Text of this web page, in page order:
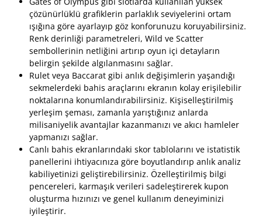
çözünürlüklü grafiklerin parlaklık seviyelerini ortam
ışığına göre ayarlayıp göz konforunuzu koruyabilirsiniz.
Renk derinliği parametreleri, Wild ve Scatter
sembollerinin netliğini artırıp oyun içi detayların
belirgin şekilde algılanmasını sağlar.
Rulet veya Baccarat gibi anlık değişimlerin yaşandığı
sekmelerdeki bahis araçlarını ekranın kolay erişilebilir
noktalarına konumlandırabilirsiniz. Kişiselleştirilmiş
yerleşim şeması, zamanla yarıştığınız anlarda
milisaniyelik avantajlar kazanmanızı ve akıcı hamleler
yapmanızı sağlar.
Canlı bahis ekranlarındaki skor tablolarını ve istatistik
panellerini ihtiyacınıza göre boyutlandırıp anlık analiz
kabiliyetinizi geliştirebilirsiniz. Özelleştirilmiş bilgi
pencereleri, karmaşık verileri sadeleştirerek kupon
oluşturma hızınızı ve genel kullanım deneyiminizi
iyileştirir.